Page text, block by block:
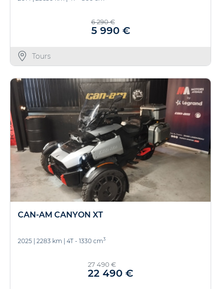
6 290 €
5 990 €
Tours
CAN-AM CANYON XT
2025 2283 km 4T - 1330 cm3
27 490 €
22 490 €